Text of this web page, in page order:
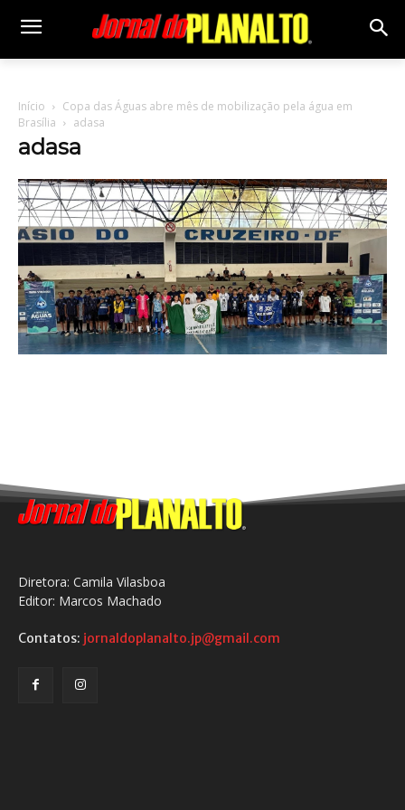
Início
Copa das Águas abre mês de mobilização pela água em
Brasília
adasa
adasa
Diretora: Camila Vilasboa
Editor: Marcos Machado
Contatos: jornaldoplanalto.jp@gmail.com